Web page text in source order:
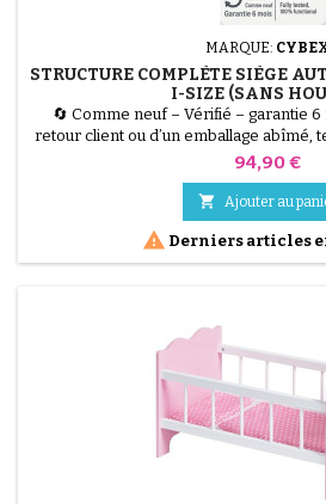
MARQUE:
STRUCTURE COMPLÈTE SIÈGE
I-SIZE (SANS
🔄 Comme neuf – Vérifié – garantie 6
retour client ou d’un emballage abîmé,
et 100 % fonctionnel. Restaurez votre
pour remplacer une coque
votre housse d'origine pour
Prix
94,90 €
 Ajouter au
 Derniers articles